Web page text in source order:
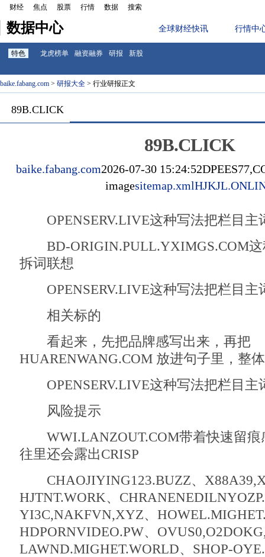
财经 焦点 股票 行情 数据 搜索
数据中心 全球财经快讯 行情中
特色 龙虎榜单 融资融券 研报 新股
baike.fabang.com > 研报大全 > 行业研报正文
89B.CLICK
89B.CLICK
baike.fabang.com2026-07-30 15:24:52
imagesitemap.xml
OPENSERV.LIVE这种写法把栏目主
BD-ORIGIN.PULL.YXIMGS.COM这
拆词联想
OPENSERV.LIVE这种写法把栏目主
相关标的
看起来，先把品牌感写出来，再把
HUARENWANG.COM 放进句子里，整
OPENSERV.LIVE这种写法把栏目主
风险提示
WWI.LANZOUT.COM带着快速留痕
往里还会露出CRISP
CHAOJIYING123.BUZZ、
HJTNT.WORK、
YI3C,NAKFVN,XYZ、
HDPORNVIDEO.PW、
LAWND.MIGHET.WORLD、SHOP-